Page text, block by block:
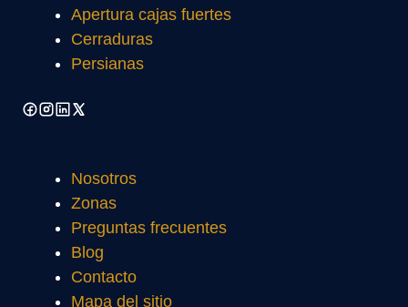
Apertura cajas fuertes
Cerraduras
Persianas
Nosotros
Zonas
Preguntas frecuentes
Blog
Contacto
Mapa del sitio